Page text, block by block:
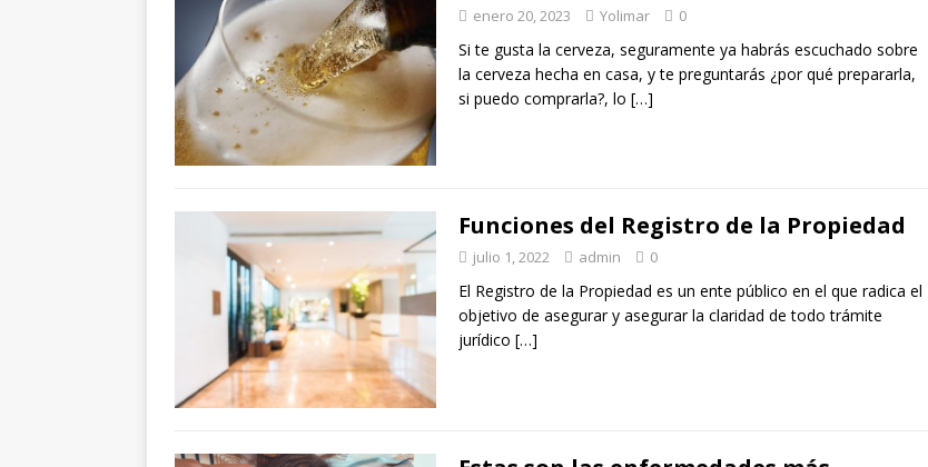
enero 20, 2023 Yolimar 0
Si te gusta la cerveza, seguramente ya habrás escuchado sobre
la cerveza hecha en casa, y te preguntarás ¿por qué prepararla,
si puedo comprarla?, lo […]
Funciones del Registro de la Propiedad
julio 1, 2022 admin 0
El Registro de la Propiedad es un ente público en el que radica el
objetivo de asegurar y asegurar la claridad de todo trámite
jurídico […]